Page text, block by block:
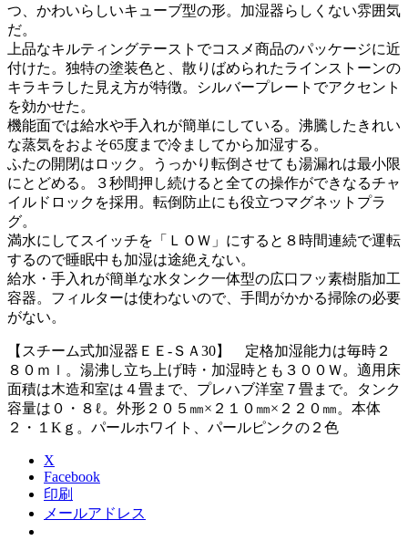
つ、かわいらしいキューブ型の形。加湿器らしくない雰囲気
だ。
上品なキルティングテーストでコスメ商品のパッケージに近
付けた。独特の塗装色と、散りばめられたラインストーンの
キラキラした見え方が特徴。シルバープレートでアクセント
を効かせた。
機能面では給水や手入れが簡単にしている。沸騰したきれい
な蒸気をおよそ65度まで冷ましてから加湿する。
ふたの開閉はロック。うっかり転倒させても湯漏れは最小限
にとどめる。３秒間押し続けると全ての操作ができなるチャ
イルドロックを採用。転倒防止にも役立つマグネットプラ
グ。
満水にしてスイッチを「ＬＯＷ」にすると８時間連続で運転
するので睡眠中も加湿は途絶えない。
給水・手入れが簡単な水タンク一体型の広口フッ素樹脂加工
容器。フィルターは使わないので、手間がかかる掃除の必要
がない。
【スチーム式加湿器ＥＥ-ＳＡ30】 定格加湿能力は毎時２
８０ｍｌ。湯沸し立ち上げ時・加湿時とも３００Ｗ。適用床
面積は木造和室は４畳まで、プレハブ洋室７畳まで。タンク
容量は０・８ℓ。外形２０５㎜×２１０㎜×２２０㎜。本体
２・１Kｇ。パールホワイト、パールピンクの２色
X
Facebook
印刷
メールアドレス